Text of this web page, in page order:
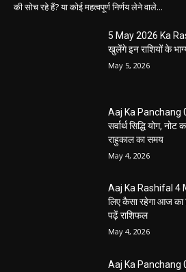
की सोच रहे हैं? या कोई महत्वपूर्ण निर्णय लेने वाले...
5 May 2026 Ka
खुलेंगे इन राशियों के
May 5, 2026
Aaj Ka Panchang
सर्वार्थ सिद्धि योग,
राहुकाल का समय
May 4, 2026
Aaj Ka Rashifal 4
लिए कैसा रहेगा आज का
पढ़ें राशिफल
May 4, 2026
Aaj Ka Panchang